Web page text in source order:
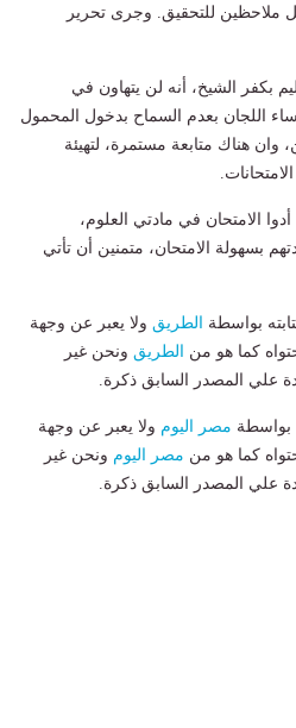
ملاحظين للتحقيق. وجرى تحرير
بكفر الشيخ، أنه لن يتهاون في
اللجان بعدم السماح بدخول المحمول
وان هناك متابعة مستمرة، لتهيئة
وطالبة أدوا الامتحان في مادتي العلوم،
بسهولة الامتحان، متمنين أن تأتي
بواسطة الطريق ولا يعبر عن وجهة
كما هو من الطريق ونحن غير
علي المصدر السابق ذكرة.
بواسطة مصر اليوم ولا يعبر عن وجهة
كما هو من مصر اليوم ونحن غير
علي المصدر السابق ذكرة.